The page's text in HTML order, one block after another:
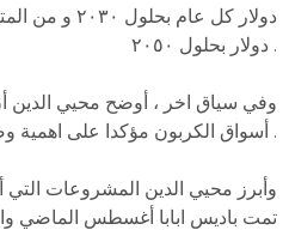
دولار كل عام
دولار بحلول ٢٠٥٠ .
أسواق الكربون مؤكدا على اهمية وضع أطر تمويلية متكاملة .
وأبرز محيي الدين المشروعات
تمت باديس ابابا أغسطس الماضي